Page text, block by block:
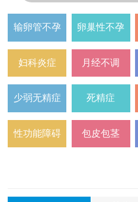
输卵管不孕 卵巢性不孕
妇科炎症 月经不调
少弱无精症 死精症
性功能障碍 包皮包茎